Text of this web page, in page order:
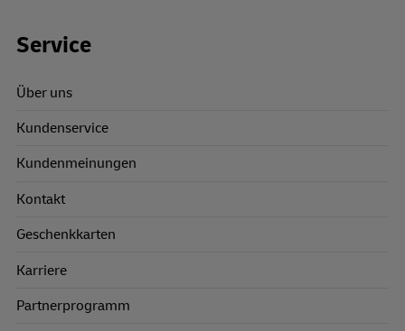
Footer Links
Service
Über uns
Kundenservice
Kundenmeinungen
Kontakt
Geschenkkarten
Karriere
Partnerprogramm